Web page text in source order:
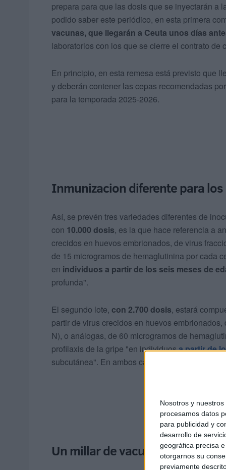
Nosotros y nuestros
procesamos datos
para publicidad y
desarrollo de
geográfica precisa
otorgarnos su
previamente
prepara para que las dosis que se inyectarán a
podido saber este periódico, en esta primera
vacunas, que llegarán a Ceuta unos días
laboratorios con los que se cierre el contrato de
En principio, en esta remesa está previsto que
y deberán contener las cepas recomendadas
para la temporada 2025-2026.
Inmunizacion diferente para los
Así, se prevén tres variedades diferentes de
con 10.000 dosis, es la que hace referencia a
crecidos en huevos embrionados, de virus
de 15 microgramos de hemaglutinina por cada
en individuos a partir de los seis meses de
profunda".
El segundo lote, con 2.700 dosis, estará
partir de virus crecidos en huevos
N), o análogas, de 60 microgramos de
profilaxis de la gripe "en individuosa partir de
subcutánea". En ambos casos, la presentación
Un millar de vacunas